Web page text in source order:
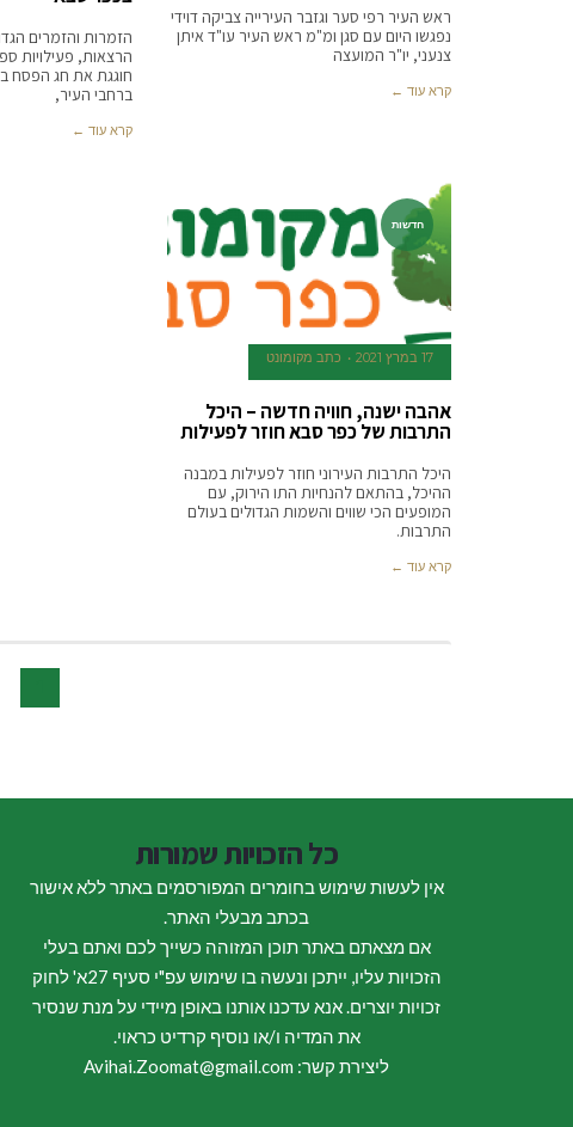
ראש העיר רפי סער וגזבר העירייה צביקה דוידי
נפגשו היום עם סגן ומ"מ ראש העיר עו"ד איתן
צנעני, יו"ר המועצה
קרא עוד ←
הזמרות והזמרים
הרצאות, פעילויות
חוגגת את חג הפסח
ברחבי העיר,
קרא עוד ←
חדשות
17 במרץ 2021 כתב מקומונט
אהבה ישנה, חוויה חדשה – היכל
התרבות של כפר סבא חוזר לפעילות
היכל התרבות העירוני חוזר לפעילות במבנה
ההיכל, בהתאם להנחיות התו הירוק, עם
המופעים הכי שווים והשמות הגדולים בעולם
התרבות.
קרא עוד ←
כל הזכויות שמורות
אין לעשות שימוש בחומרים המפורסמים באתר ללא אישור
בכתב מבעלי האתר.
אם מצאתם באתר תוכן המזוהה כשייך לכם ואתם בעלי
הזכויות עליו, ייתכן ונעשה בו שימוש עפ"י סעיף 27א' לחוק
זכויות יוצרים. אנא עדכנו אותנו באופן מיידי על מנת שנסיר
את המדיה ו/או נוסיף קרדיט כראוי.
ליצירת קשר: Avihai.Zoomat@gmail.com